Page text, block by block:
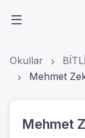
Okullar
Mehmet
Mehmet